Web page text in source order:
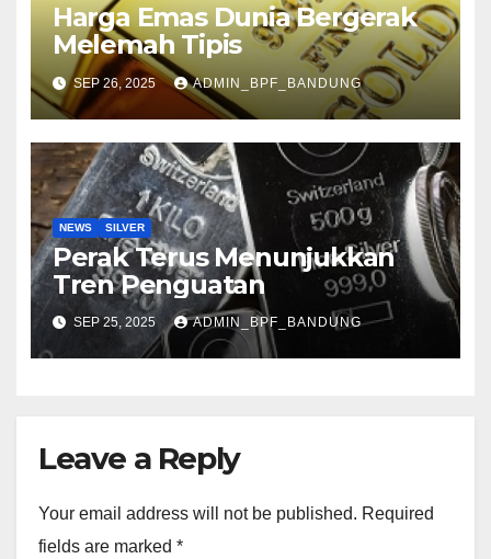
Harga Emas Dunia Bergerak
Melemah Tipis
SEP 26, 2025 ADMIN_BPF_BANDUNG
NEWS SILVER
Perak Terus Menunjukkan
Tren Penguatan
SEP 25, 2025 ADMIN_BPF_BANDUNG
Leave a Reply
Your email address will not be published. Required
fields are marked *